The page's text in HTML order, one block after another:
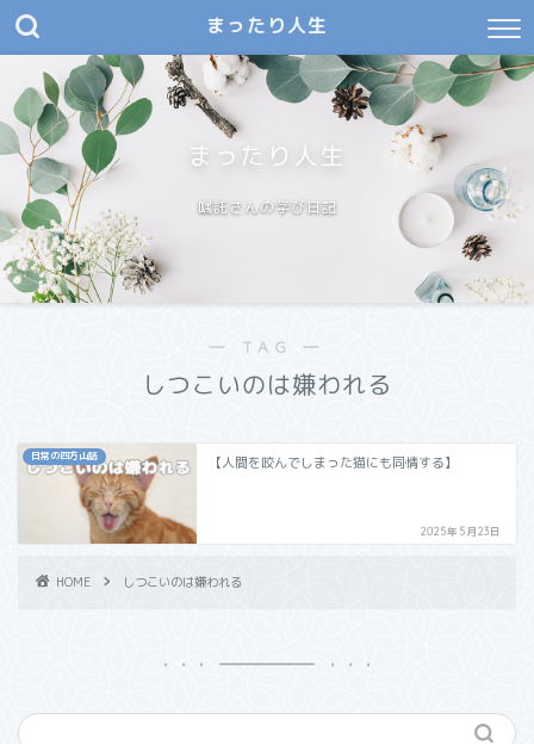
まったり人生
まったり人生
嘱託さんの学び日記
― TAG ―
しつこいのは嫌われる
日常の四方山話 【人間を咬んでしまった猫にも同情する】
2025年5月23日
HOME しつこいのは嫌われる